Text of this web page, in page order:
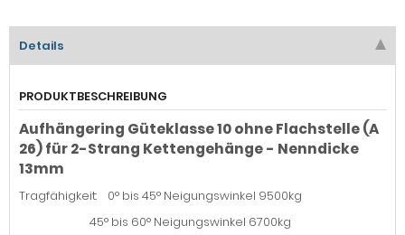
Details
PRODUKTBESCHREIBUNG
Aufhängering Güteklasse 10 ohne Flachstelle (A
26) für 2-Strang Kettengehänge - Nenndicke
13mm
Tragfähigkeit: 0° bis 45° Neigungswinkel 9500kg
45° bis 60° Neigungswinkel 6700kg